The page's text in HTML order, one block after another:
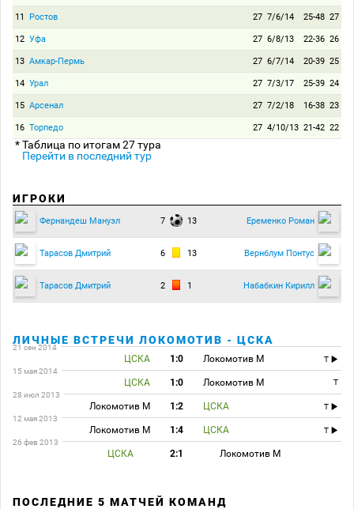
11 Ростов 27 7/6/14 25-48 27
12 Уфа 27 6/8/13 22-36 26
13 Амкар-Пермь 27 6/7/14 20-39 25
14 Урал 27 7/3/17 25-39 24
15 Арсенал 27 7/2/18 16-38 23
16 Торпедо 27 4/10/13 21-42 22
* Таблица по итогам 27 тура
Перейти в последний тур
ИГРОКИ
Фернандеш Мануэл 7 13 Еременко Роман
Тарасов Дмитрий 6 13 Вернблум Понтус
Тарасов Дмитрий 2 1 Набабкин Кирилл
ЛИЧНЫЕ ВСТРЕЧИ ЛОКОМОТИВ - ЦСКА
21 сен 2014
ЦСКА 1:0 Локомотив М
T
15 мая 2014
ЦСКА 1:0 Локомотив М
T
28 июл 2013
Локомотив М 1:2 ЦСКА
T
12 мая 2013
Локомотив М 1:4 ЦСКА
T
26 фев 2013
ЦСКА 2:1 Локомотив М
ПОСЛЕДНИЕ 5 МАТЧЕЙ КОМАНД